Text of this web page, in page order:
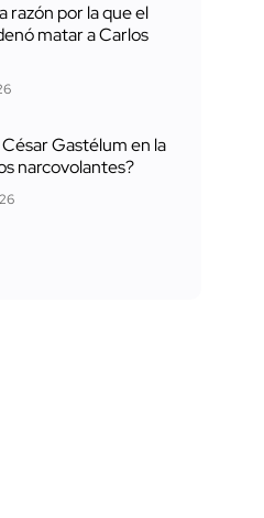
razón por la que el
matar a Carlos
Gastélum en la
narcovolantes?